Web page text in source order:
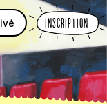
Inscription